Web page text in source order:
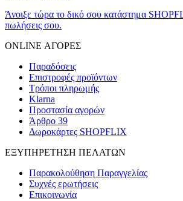
Άνοιξε τώρα το δικό σου κατάστημα
πωλήσεις σου.
ONLINE ΑΓΟΡΕΣ
Παραδόσεις
Επιστροφές προϊόντων
Τρόποι πληρωμής
Klarna
Προστασία αγορών
Άρθρο 39
Δωροκάρτες SHOPFLIX
ΕΞΥΠΗΡΕΤΗΣΗ ΠΕΛΑΤΩΝ
Παρακολούθηση Παραγγελίας
Συχνές ερωτήσεις
Επικοινωνία